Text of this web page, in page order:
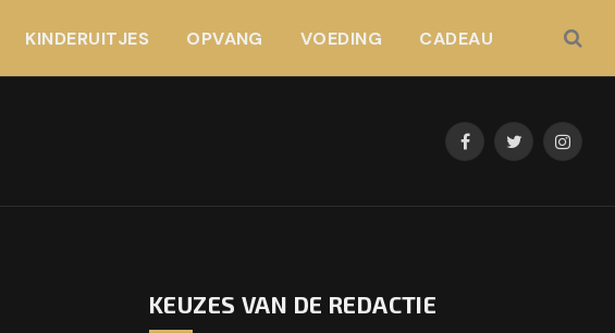
KINDERUITJES OPVANG VOEDING CADEAU
FacebookTwitter
KEUZES VAN DE REDACTIE